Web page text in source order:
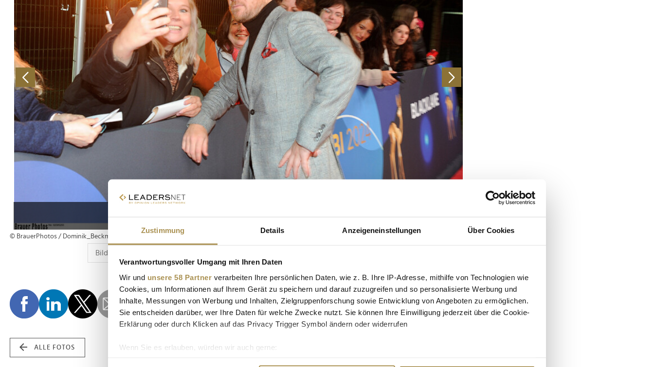
Zustimmung Details Anzeigeneinstellungen Über Cookies
Verantwortungsvoller Umgang mit Ihren Daten
Wir und unsere 58 Partner verarbeiten Ihre persönlichen Daten, wie z. B. Ihre IP-Adresse, mithilfe von Technologien wie
Cookies, um Informationen auf Ihrem Gerät zu speichern und darauf zuzugreifen und so personalisierte Werbung und
Inhalte, Messungen von Werbung und Inhalten, Zielgruppenforschung sowie Entwicklung von Angeboten zu ermöglichen.
Sie entscheiden darüber, wer Ihre Daten für welche Zwecke nutzt. Sie können Ihre Einwilligung jederzeit über die Cookie-
Erklärung oder durch Klicken auf das Privacy Trigger Symbol ändern oder widerrufen
Wenn Sie es erlauben, würden wir auch gerne:
© BrauerPhotos / Dominik_Beckmann
ALLE FOTOS
Advertisement